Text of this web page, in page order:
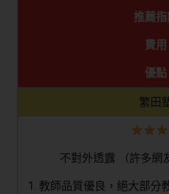
推薦
費用
優點
繁田
不對外透露 （許多網
1. 教師品質優良，絕大部分